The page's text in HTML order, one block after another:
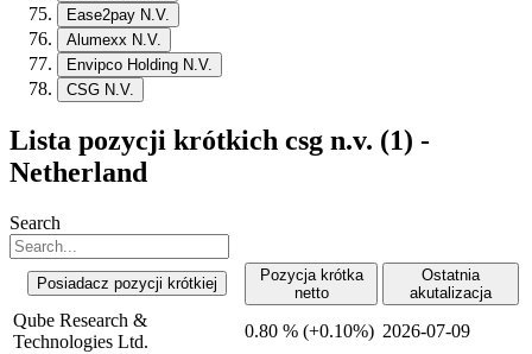
Ease2pay N.V.
Alumexx N.V.
Envipco Holding N.V.
CSG N.V.
Lista pozycji krótkich csg n.v. (1) -
Netherland
Search
Posiadacz pozycji krótkiej
Pozycja krótka
netto
Ostatnia
akutalizacja
Qube Research &
Technologies Ltd.
0.80 % (+0.10%) 2026-07-09